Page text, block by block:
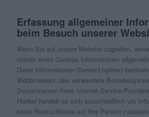
Erfassung allgemeiner
beim Besuch unserer
Wenn Sie auf unsere Website zugreifen,
mittels eines Cookies Informationen
Diese Informationen (Server-Logfiles)
Webbrowsers, das verwendete
Domainnamen Ihres Internet-Service-
Hierbei handelt es sich ausschließlich um
keine Rückschlüsse auf Ihre Person zulassen.